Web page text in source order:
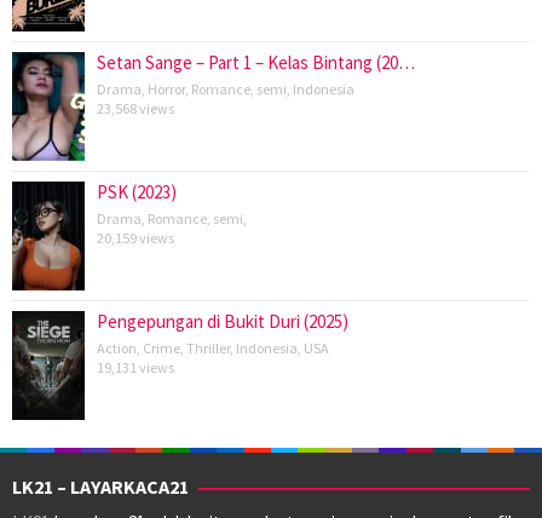
Setan Sange – Part 1 – Kelas Bintang (20…
Drama Horror, Romance semi Indonesia
23,568 views
PSK (2023)
Drama Romance semi
20,159 views
Pengepungan di Bukit Duri (2025)
Action Crime Thriller, Indonesia USA
19,131 views
LK21 – LAYARKACA21